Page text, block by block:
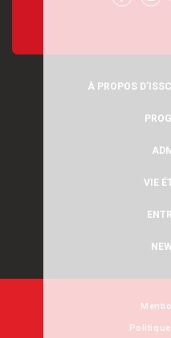
À PROPOS
VIE